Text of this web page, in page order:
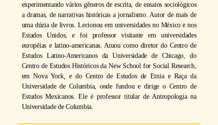
experimentando vários gêneros de escrita, de ensaios sociológicos
a dramas, de narrativas históricas a jornalismo. Autor de mais de
uma dúzia de livros. Lecionou em universidades no México e nos
Estados Unidos, e foi professor visitante em universidades
européias e latino-americanas. Atuou como diretor do Centro de
Estudos Latino-Americanos da Universidade de Chicago, do
Centro de Estudos Históricos da New School for Social Research,
em Nova York, e do Centro de Estudos de Etnia e Raça da
Universidade de Columbia, onde fundou e dirige o Centro de
Estudos Mexicanos. Ele é professor titular de Antropologia na
Universidade de Columbia.